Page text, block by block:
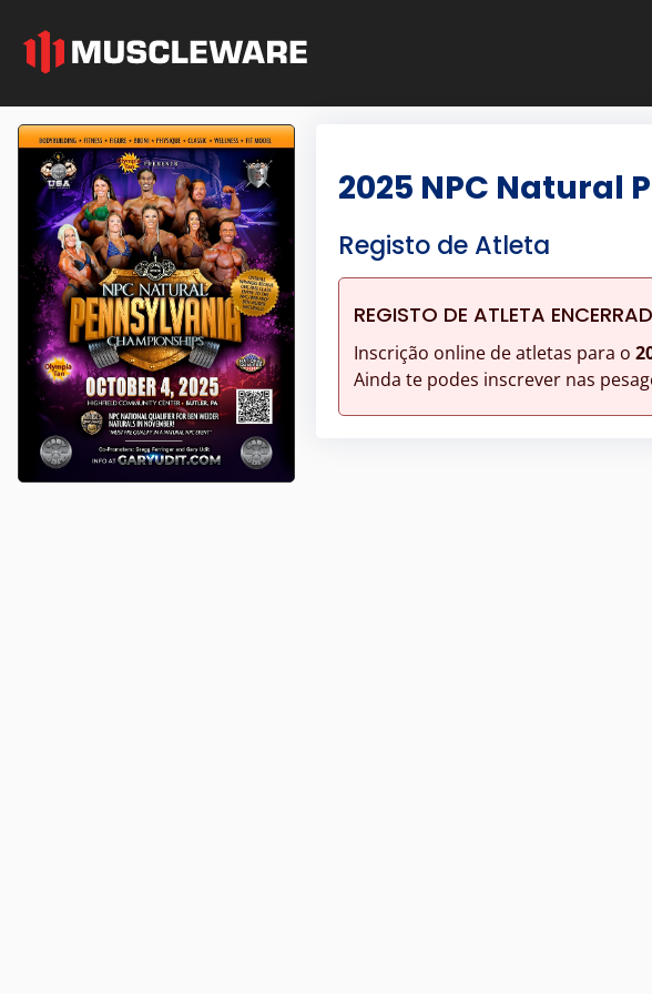
2025 NPC
Registo de Atleta
REGISTO DE ATLETA
Inscrição online de atletas para o
Ainda te podes inscrever nas